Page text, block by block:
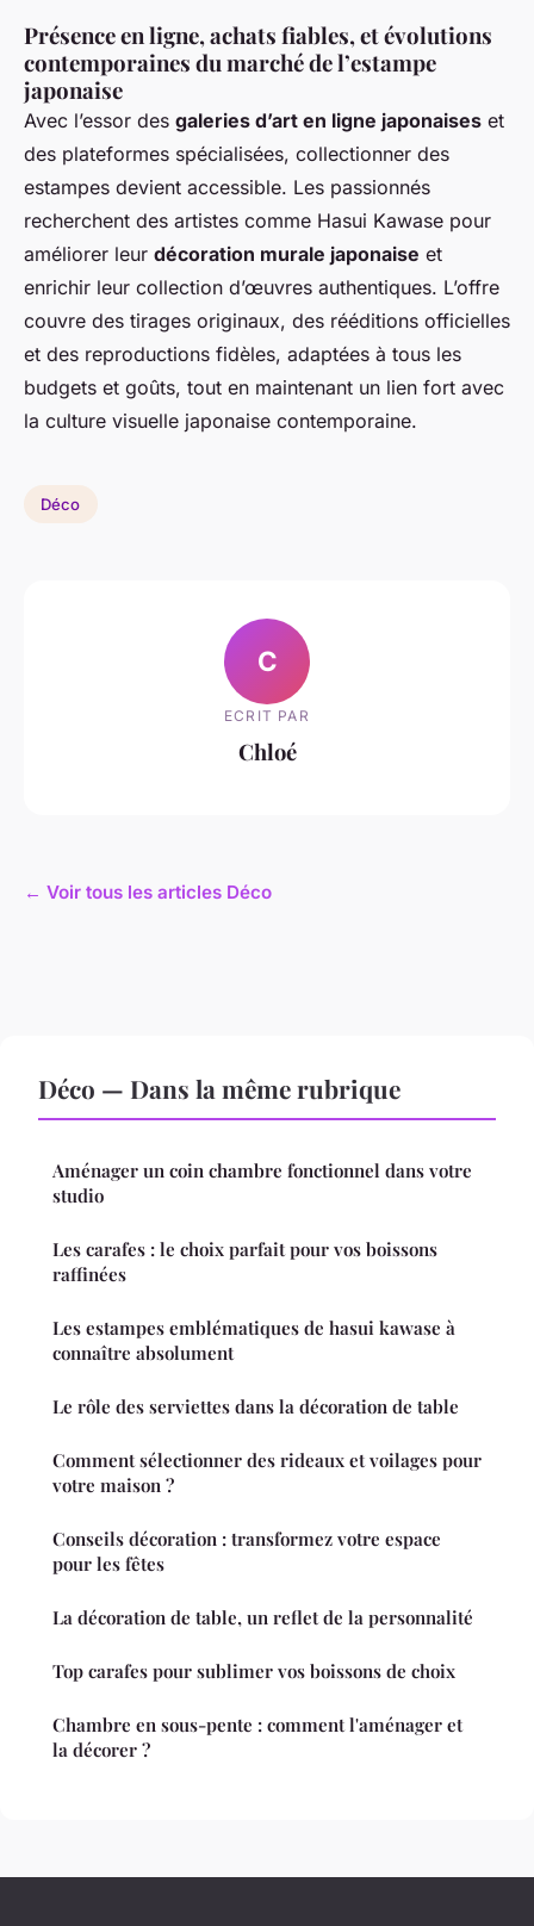
Présence en ligne, achats fiables, et évolutions
contemporaines du marché de l’estampe
japonaise
Avec l’essor des galeries d’art en ligne japonaises et
des plateformes spécialisées, collectionner des
estampes devient accessible. Les passionnés
recherchent des artistes comme Hasui Kawase pour
améliorer leur décoration murale japonaise et
enrichir leur collection d’œuvres authentiques. L’offre
couvre des tirages originaux, des rééditions officielles
et des reproductions fidèles, adaptées à tous les
budgets et goûts, tout en maintenant un lien fort avec
la culture visuelle japonaise contemporaine.
Déco
C
ECRIT PAR
Chloé
← Voir tous les articles Déco
Déco — Dans la même rubrique
Aménager un coin chambre fonctionnel dans votre
studio
Les carafes : le choix parfait pour vos boissons
raffinées
Les estampes emblématiques de hasui kawase à
connaître absolument
Le rôle des serviettes dans la décoration de table
Comment sélectionner des rideaux et voilages pour
votre maison ?
Conseils décoration : transformez votre espace
pour les fêtes
La décoration de table, un reflet de la personnalité
Top carafes pour sublimer vos boissons de choix
Chambre en sous-pente : comment l'aménager et
la décorer ?